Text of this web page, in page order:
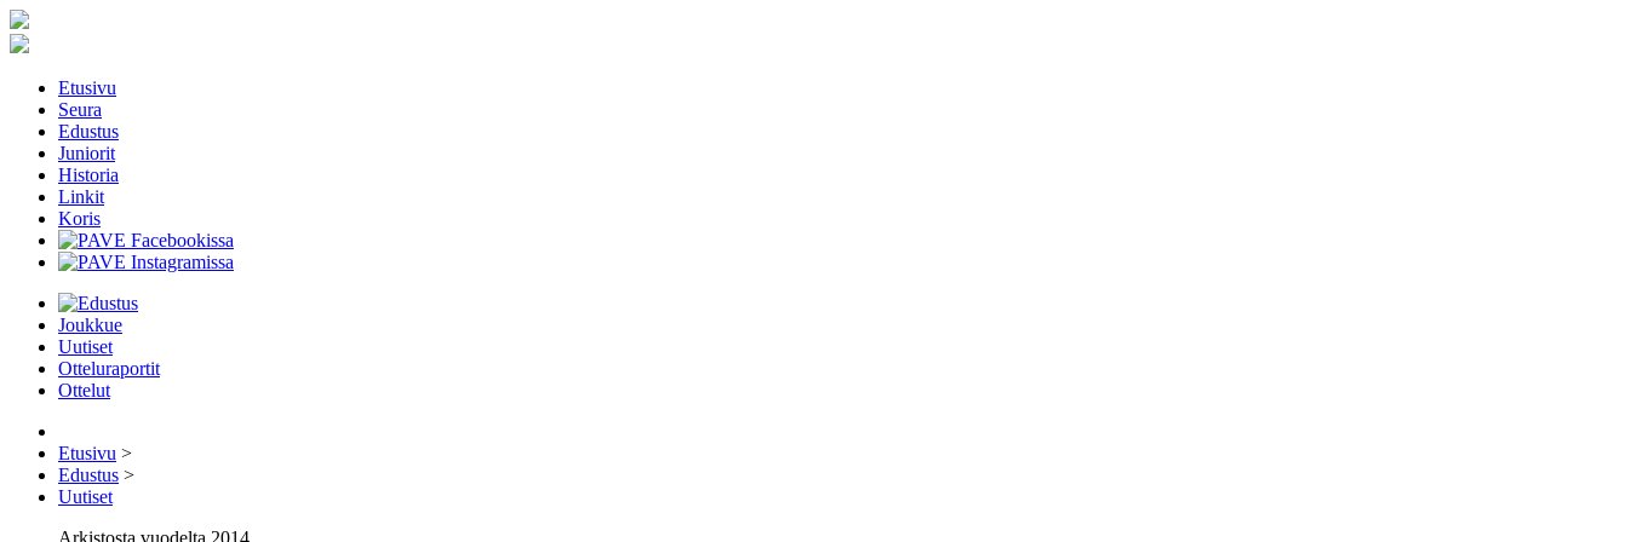
Etusivu
Seura
Edustus
Juniorit
Historia
Linkit
Koris
Joukkue
Uutiset
Otteluraportit
Ottelut
Etusivu >
Edustus >
Uutiset
Arkistosta vuodelta 2014